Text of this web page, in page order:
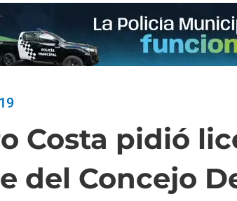
Costa pidió
del Concejo